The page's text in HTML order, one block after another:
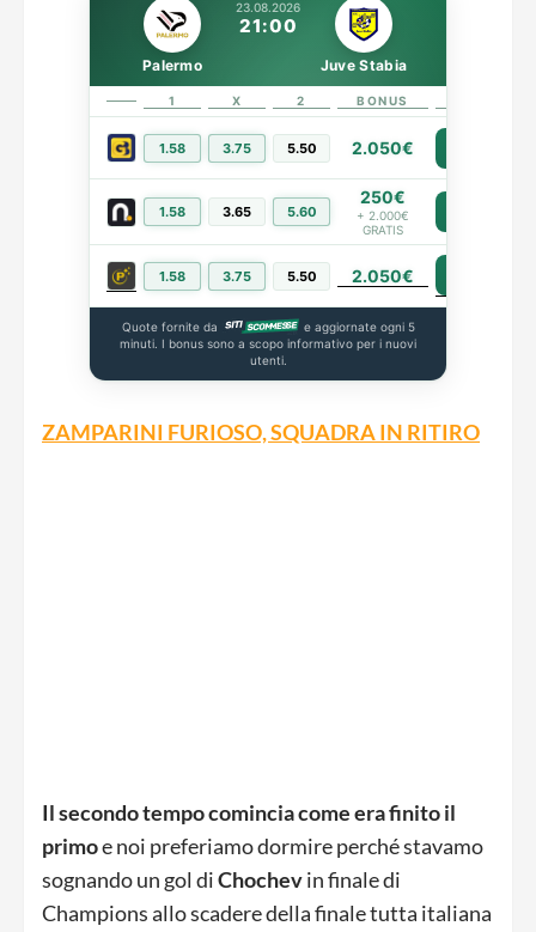
23.08.2026
21:00
Palermo Juve Stabia
1 X 2 BONUS
1.58 3.75 5.50 2.050€
1.58 3.65 5.60
250€
+ 2.000€
GRATIS
1.58 3.75 5.50 2.050€
Quote fornite da
e aggiornate ogni 5
minuti. I bonus sono a scopo informativo per i nuovi
utenti.
ZAMPARINI FURIOSO, SQUADRA IN RITIRO
Il secondo tempo comincia come era finito il
primoe noi preferiamo dormire perché stavamo
sognando un gol diChochevin finale di
Champions allo scadere della finale tutta italiana